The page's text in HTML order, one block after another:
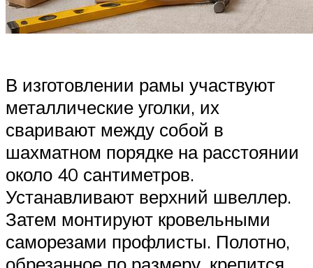
В изготовлении рамы участвуют
металлические уголки, их
сваривают между собой в
шахматном порядке на расстоянии
около 40 сантиметров.
Устанавливают верхний швеллер.
Затем монтируют кровельными
саморезами профлисты. Полотно,